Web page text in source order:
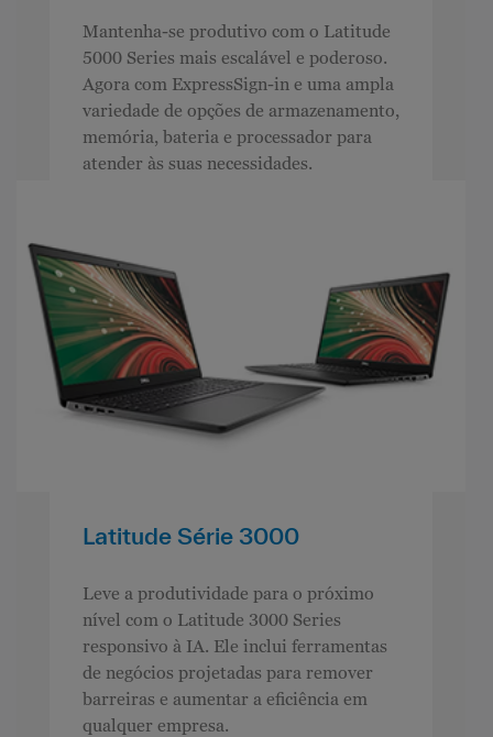
Mantenha-se produtivo com o Latitude
5000 Series mais escalável e poderoso.
Agora com ExpressSign-in e uma ampla
variedade de opções de armazenamento,
memória, bateria e processador para
atender às suas necessidades.
Latitude Série 3000
Leve a produtividade para o próximo
nível com o Latitude 3000 Series
responsivo à IA. Ele inclui ferramentas
de negócios projetadas para remover
barreiras e aumentar a eficiência em
qualquer empresa.